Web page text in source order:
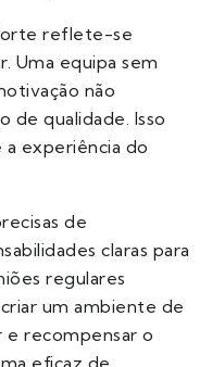
reflete-se
Uma equipa sem
não
de qualidade. Isso
experiência do
de
claras para
regulares
um ambiente de
e recompensar o